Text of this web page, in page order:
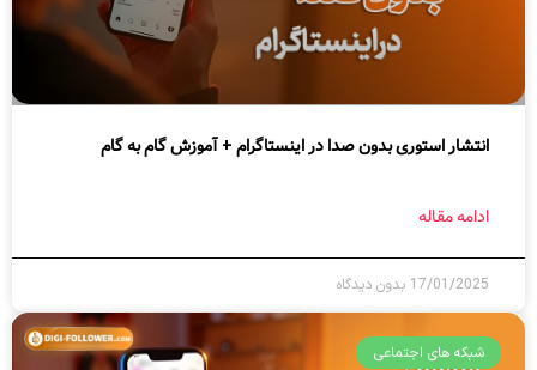
انتشار استوری بدون صدا در اینستاگرام + آموزش گام به گام
ادامه مقاله
17/01/2025 بدون دیدگاه
شبکه های اجتماعی